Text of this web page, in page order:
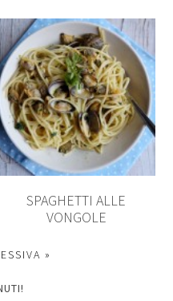
SPAGHETTI ALLE
VONGOLE
»